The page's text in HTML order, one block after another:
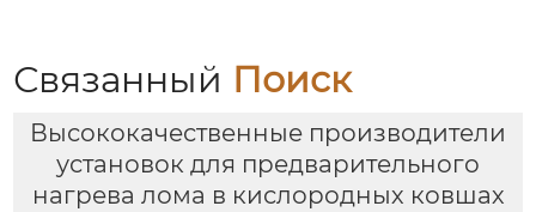
Связанный Поиск
Высококачественные производители
установок для предварительного
нагрева лома в кислородных ковшах